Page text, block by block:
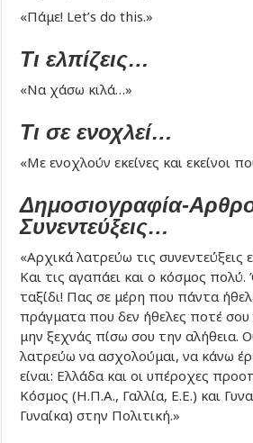
«Πάμε! Let’s do this.»
Τι ελπίζεις…
«Να χάσω κιλά…»
Τι σε ενοχλεί…
«Με ενοχλούν εκείνες και εκείνοι
Δημοσιογραφία-
Συνεντεύξεις…
«Αρχικά λατρεύω τις συνεντεύξεις
Και τις αγαπάει και ο κόσμος πολύ.
ταξίδι! Πας σε μέρη που πάντα
πράγματα που δεν ήθελες ποτέ σου
μην ξεχνάς πίσω σου την αλήθεια.
λατρεύω να ασχολούμαι, να κάνω
είναι: Ελλάδα και οι υπέροχες
Κόσμος (Η.Π.Α., Γαλλία, Ε.Ε.) και
Γυναίκα) στην Πολιτική.»